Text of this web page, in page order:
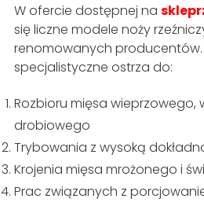
W ofercie dostępnej na
się liczne modele noży
renomowanych
specjalistyczne ostrza do:
Rozbioru mięsa wieprzowego,
drobiowego
Trybowania z wysoką
Krojenia mięsa mrożonego i
Prac związanych z